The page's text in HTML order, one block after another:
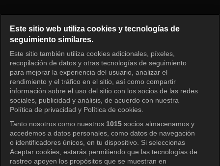
Iniciar sesión
Este sitio web utiliza cookies y tecnologías de
seguimiento similares.
Este sitio también utiliza cookies adicionales, píxeles,
recopilación de datos y otras tecnologías de seguimiento
para mejorar la experiencia del usuario, analizar el
rendimiento y el tráfico en el sitio, así como compartir
información sobre el uso del sitio con los socios de las redes
sociales, publicidad y análisis, de acuerdo con nuestra
Política de privacidad y Política de cookies.
Tanto nosotros como nuestros 1015 socios almacenamos y
accedemos a datos personales, como datos de navegación
o identificadores únicos, en tu dispositivo. Si seleccionas
Aceptar cookies, estarás permitiendo que las tecnologías de
rastreo apoyen los propósitos que se muestran en